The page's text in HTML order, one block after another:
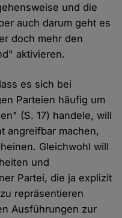
und die
auch darum geht es
doch mehr den
aktivieren.
es sich bei
Parteien häufig um
(S. 17) handele, will
angreifbar machen,
Gleichwohl will
und
Partei, die ja explizit
repräsentieren
Ausführungen zur